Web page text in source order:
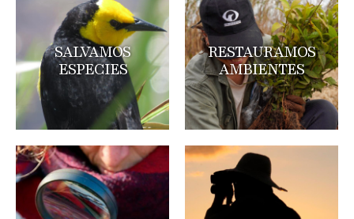
SALVAMOS
ESPECIES
RESTAURAMOS
AMBIENTES